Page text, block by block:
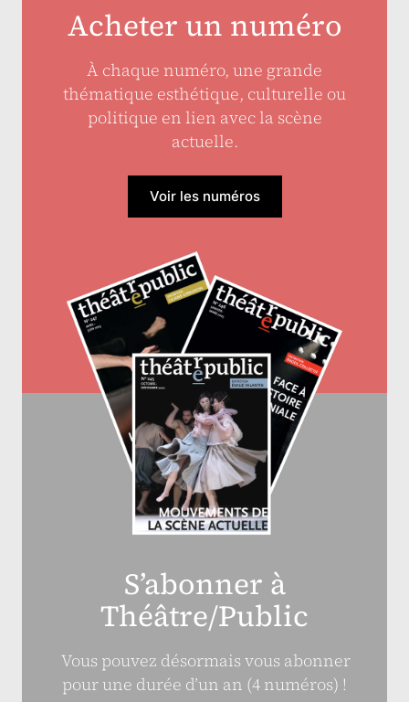
Acheter un numéro
À chaque numéro, une grande
thématique esthétique, culturelle ou
politique en lien avec la scène
actuelle.
Voir les numéros
S’abonner à
Théâtre/Public
Vous pouvez désormais vous abonner
pour une durée d’un an (4 numéros) !